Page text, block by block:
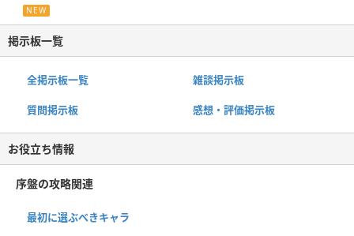
NEW
掲示板一覧
全掲示板一覧 雑談掲示板
質問掲示板 感想・評価掲示板
お役立ち情報
序盤の攻略関連
最初に選ぶべきキャラ